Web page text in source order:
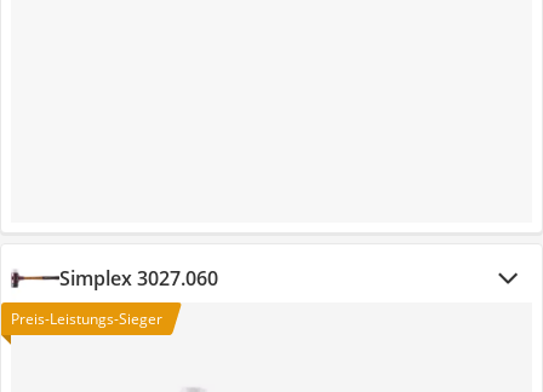
Simplex 3027.060
Preis-Leistungs-Sieger